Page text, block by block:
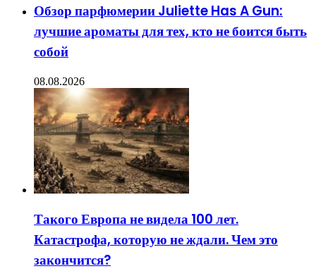
Обзор парфюмерии Juliette Has A Gun:
лучшие ароматы для тех, кто не боится быть
собой
08.08.2026
Такого Европа не видела 100 лет.
Катастрофа, которую не ждали. Чем это
закончится?